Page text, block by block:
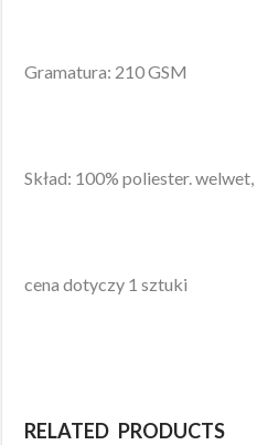
Gramatura: 210 GSM
Skład: 100% poliester.
cena dotyczy 1 sztuki
RELATED PRODUCTS